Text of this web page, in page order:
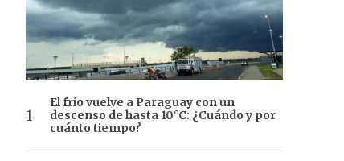
El frío vuelve a Paraguay con un
descenso de hasta 10°C: ¿Cuándo y por
cuánto tiempo?